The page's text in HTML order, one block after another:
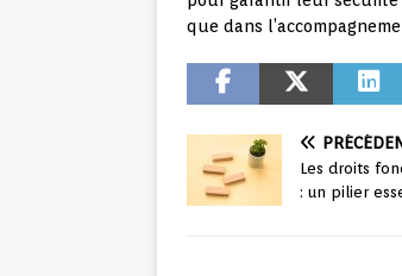
que dans
Les droits
: un pilier